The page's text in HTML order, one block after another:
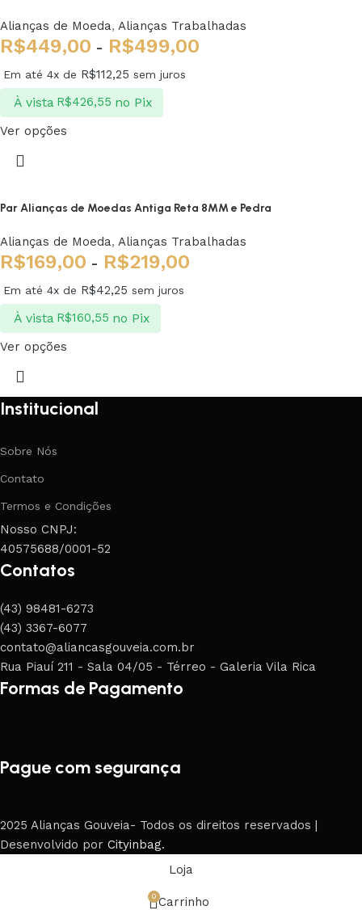
Alianças de Moeda, Alianças Trabalhadas
R$449,00 - R$499,00
Em até 4x de R$112,25 sem juros
À vista R$426,55 no Pix
Ver opções
Par Alianças de Moedas Antiga Reta 8MM e Pedra
Alianças de Moeda, Alianças Trabalhadas
R$169,00 - R$219,00
Em até 4x de R$42,25 sem juros
À vista R$160,55 no Pix
Ver opções
Institucional
Sobre Nós
Contato
Termos e Condições
Nosso CNPJ:
40575688/0001-52
Contatos
(43) 98481-6273
(43) 3367-6077
contato@aliancasgouveia.com.br
Rua Piauí 211 - Sala 04/05 - Térreo - Galeria Vila Rica
Formas de Pagamento
Pague com segurança
2025 Alianças Gouveia- Todos os direitos reservados |
Desenvolvido por Cityinbag.
Loja
0 Carrinho